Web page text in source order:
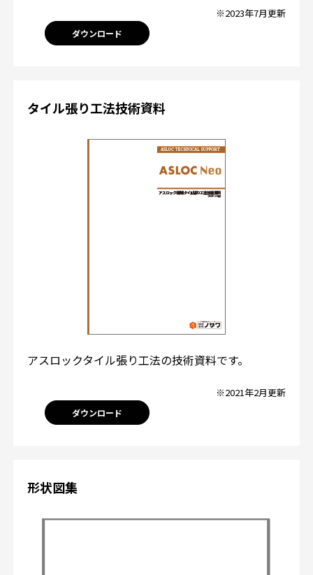
※2023年7月更新
ダウンロード
タイル張り工法技術資料
アスロックタイル張り工法の技術資料です。
※2021年2月更新
ダウンロード
形状図集